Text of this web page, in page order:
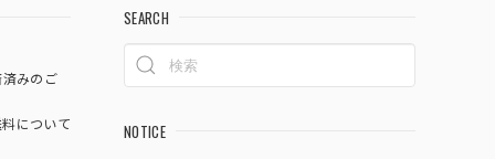
みのご
について
SEARCH
NOTICE